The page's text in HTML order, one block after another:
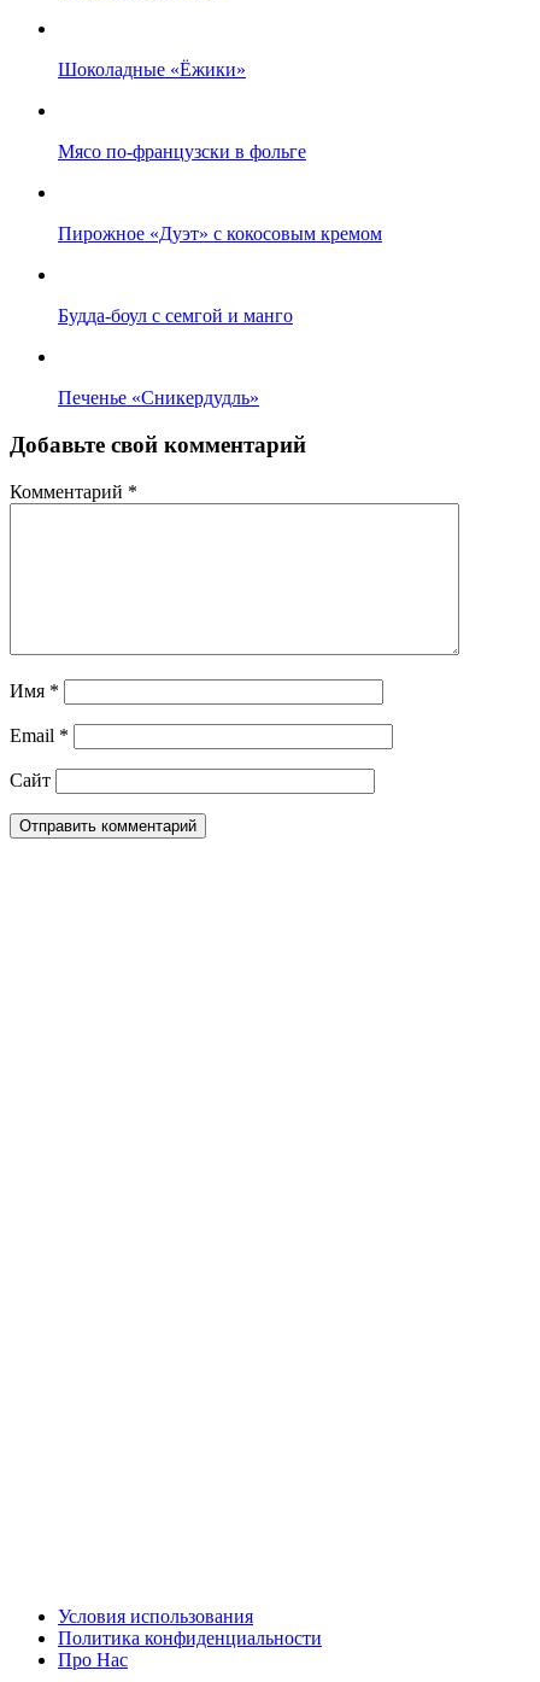
Шоколадные «Ёжики»
Мясо по-французски в фольге
Пирожное «Дуэт» с кокосовым кремом
Будда-боул с семгой и манго
Печенье «Сникердудль»
Добавьте свой комментарий
Комментарий *
Имя *
Email *
Сайт
Условия использования
Политика конфиденциальности
Про Нас